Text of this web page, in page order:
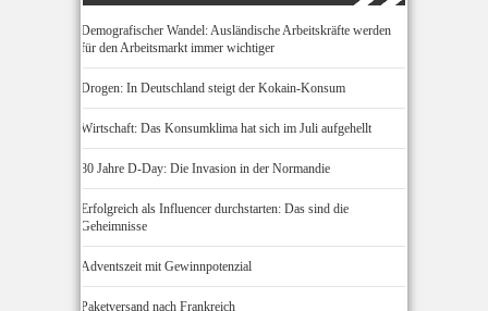
Demografischer Wandel: Ausländische Arbeitskräfte werden
für den Arbeitsmarkt immer wichtiger
Drogen: In Deutschland steigt der Kokain-Konsum
Wirtschaft: Das Konsumklima hat sich im Juli aufgehellt
80 Jahre D-Day: Die Invasion in der Normandie
Erfolgreich als Influencer durchstarten: Das sind die
Geheimnisse
Adventszeit mit Gewinnpotenzial
Paketversand nach Frankreich